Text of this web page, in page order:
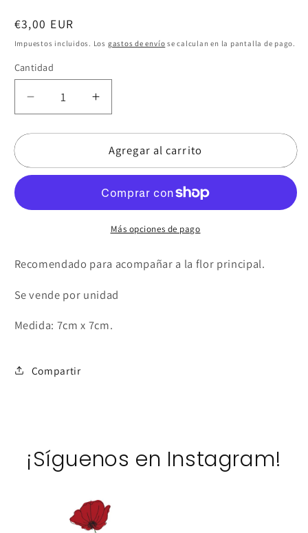
Precio
habitual
€3,00 EUR
Impuestos incluidos. Los gastos de envío se calculan en la pantalla de pago.
Cantidad
Reducir
cantidad
para
mini
Aumentar
cantidad
para
Clavel
mini
Agregar al carrito
Más opciones de pago
Recomendado para acompañar a la flor principal.
Se vende por unidad
Medida: 7cm x 7cm.
Compartir
¡Síguenos en Instagram!